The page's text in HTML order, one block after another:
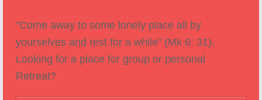
"Come away to some lonely place all by
yourselves and rest for a while" (Mk 6: 31).
Looking for a place for group or personal
Retreat?